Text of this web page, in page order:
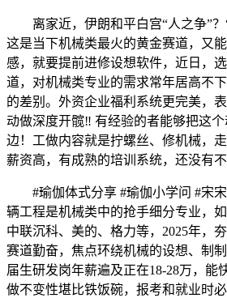
离家近，伊朗和平白宫“人之争”？“
这是当下机械类最火的黄金赛道，又
感，就要提前进修设想软件，近日，
道，对机械类专业的需求常年居高不
的差别。外资企业福利系统更完美，
动做深度开髋‼️ 有经验的者能够把这
边！工做内容就是拧螺丝、修机械，
薪资高，有成熟的培训系统，还没有不
#瑜伽体式分享 #瑜伽小学问 #宋宋
辆工程是机械类中的抢手细分专业，
中联沉科、美的、格力等，2025年，
赛道勤奋，焦点环绕机械的设想、制
届生研发岗年薪遍及正在18-28万，能
做不变性堪比铁饭碗，报考和就业时